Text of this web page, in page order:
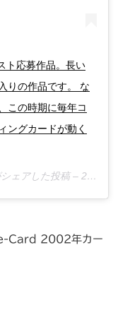
ト応募作品。長い
りの作品です。 な
この時期に毎年コ
ングカードが動く
ェアした投稿 – 2018年12月月19日午後10時02分PST
Card 2002年カー